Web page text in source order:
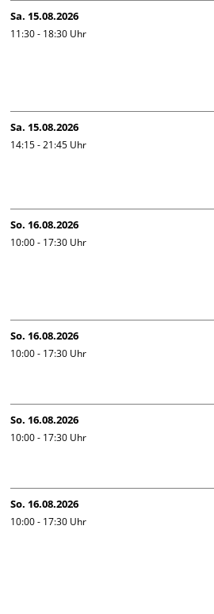
Sa. 15.08.2026
11:30 - 18:30 Uhr
Sa. 15.08.2026
14:15 - 21:45 Uhr
So. 16.08.2026
10:00 - 17:30 Uhr
So. 16.08.2026
10:00 - 17:30 Uhr
So. 16.08.2026
10:00 - 17:30 Uhr
So. 16.08.2026
10:00 - 17:30 Uhr